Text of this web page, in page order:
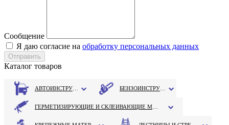
Сообщение
Я даю согласие на обработку персональных данных
Каталог товаров